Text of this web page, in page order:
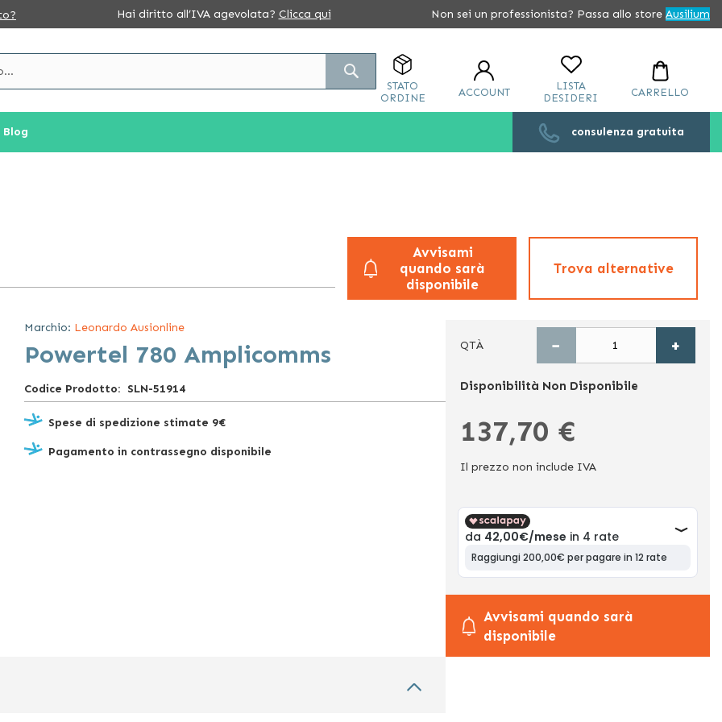
Hai diritto all’IVA agevolata? Clicca qui Non sei un professionista? Passa allo store Ausilium
STATO
ORDINE
ACCOUNT
LISTA
DESIDERI
CARRELLO
Blog consulenza gratuita
Avvisami
quando sarà
disponibile
Trova alternative
Marchio: Leonardo Ausionline
Powertel 780 Amplicomms
Codice Prodotto SLN-51914
Spese di spedizione stimate 9€
Pagamento in contrassegno disponibile
QTÀ − +
Disponibilità Non Disponibile
137,70 €
Il prezzo non include IVA
Avvisami quando sarà
disponibile